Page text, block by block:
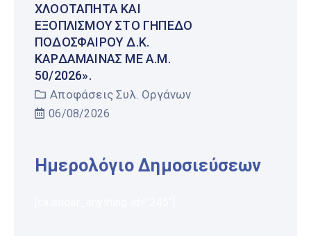
ΧΛΟΟΤΆΠΗΤΑ ΚΑΙ
ΕΞΟΠΛΙΣΜΟΎ ΣΤΟ ΓΉΠΕΔΟ
ΠΟΔΟΣΦΑΊΡΟΥ Δ.Κ.
ΚΑΡΔΆΜΑΙΝΑΣ ΜΕ Α.Μ.
50/2026».
Αποφάσεις Συλ. Οργάνων
06/08/2026
Ημερολόγιο Δημοσιεύσεων